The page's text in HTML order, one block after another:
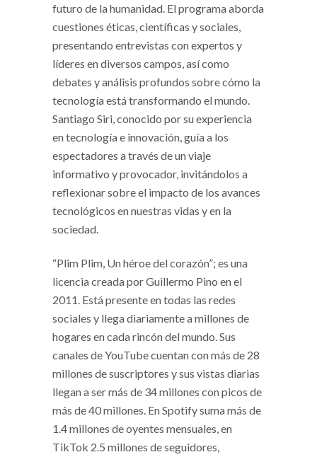
futuro de la humanidad. El programa aborda
cuestiones éticas, científicas y sociales,
presentando entrevistas con expertos y
líderes en diversos campos, así como
debates y análisis profundos sobre cómo la
tecnología está transformando el mundo.
Santiago Siri, conocido por su experiencia
en tecnología e innovación, guía a los
espectadores a través de un viaje
informativo y provocador, invitándolos a
reflexionar sobre el impacto de los avances
tecnológicos en nuestras vidas y en la
sociedad.
“Plim Plim, Un héroe del corazón”; es una
licencia creada por Guillermo Pino en el
2011. Está presente en todas las redes
sociales y llega diariamente a millones de
hogares en cada rincón del mundo. Sus
canales de YouTube cuentan con más de 28
millones de suscriptores y sus vistas diarias
llegan a ser más de 34 millones con picos de
más de 40 millones. En Spotify suma más de
1.4 millones de oyentes mensuales, en
TikTok 2.5 millones de seguidores,